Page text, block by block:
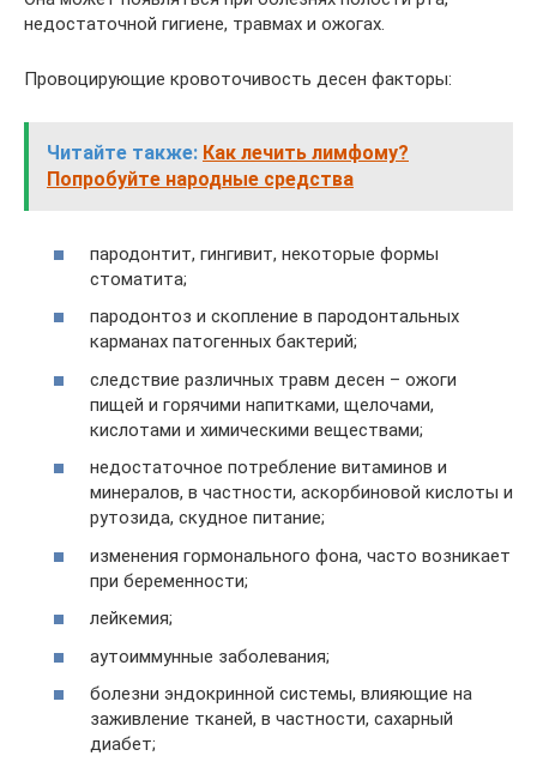
недостаточной гигиене, травмах и ожогах.
Провоцирующие кровоточивость десен факторы:
Читайте также: Как лечить лимфому?
Попробуйте народные средства
пародонтит, гингивит, некоторые формы
стоматита;
пародонтоз и скопление в пародонтальных
карманах патогенных бактерий;
следствие различных травм десен – ожоги
пищей и горячими напитками, щелочами,
кислотами и химическими веществами;
недостаточное потребление витаминов и
минералов, в частности, аскорбиновой кислоты и
рутозида, скудное питание;
изменения гормонального фона, часто возникает
при беременности;
лейкемия;
аутоиммунные заболевания;
болезни эндокринной системы, влияющие на
заживление тканей, в частности, сахарный
диабет;